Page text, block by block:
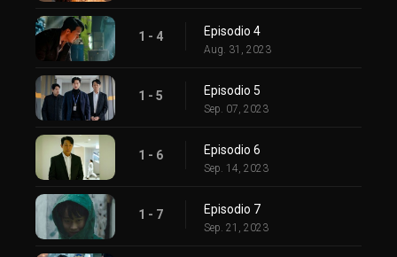
1 - 4 Episodio 4
Aug. 31, 2023
1 - 5 Episodio 5
Sep. 07, 2023
1 - 6 Episodio 6
Sep. 14, 2023
1 - 7 Episodio 7
Sep. 21, 2023